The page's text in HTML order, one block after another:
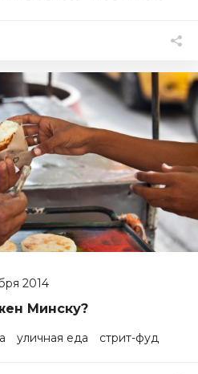
2014
Минску?
уличная еда стрит-фуд